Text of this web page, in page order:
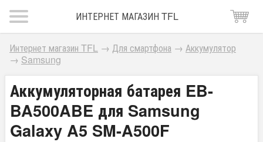
ИНТЕРНЕТ МАГАЗИН TFL
Интернет магазин TFL → Для смартфона → Аккумулятор
→ Samsung
Аккумуляторная батарея EB-
BA500ABE для Samsung
Galaxy A5 SM-A500F